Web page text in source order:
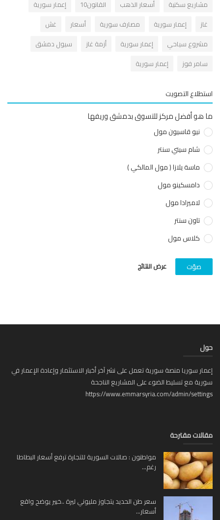
سكنية أسعار الذهب القانون10
إعمار سورية
إعمار سورية مصارف سورية أسعار
غش
سياحي
إعمار سورية أزمة غاز
سيول دمشق
فوز
إعمار سورية
التصويت
أفضل مركز للتسوق بدمشق وريفها
نيو قاسيون مول
شام سيتي سنتر
ماسة يلازا ( مول المالكي )
دامسكينو مول
لاميرادا مول
تاون سنتر
كلاس مول
عرض النتائج
سوريا منصة سورية تعمل على نشر آخر أخبار الاستثمار وإعادة الإعمار في
مع تسليط الضوء على المشاريع الناجحة
https://www.emmarsyria.com/admin/
مقترحة
مواطنون : صالات السورية للتجارة ترفع أسعار البطاطا
رغم...
سعر طن الحديد يتجاوز مليوني ليرة ..خبير يوضح واقع
أسعار...